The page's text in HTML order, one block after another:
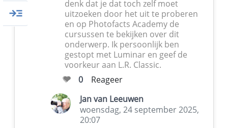
denk dat je dat toch zelf moet
uitzoeken door het uit te proberen
en op Photofacts Academy de
cursussen te bekijken over dit
onderwerp. Ik persoonlijk ben
gestopt met Luminar en geef de
voorkeur aan L.R. Classic.
0
Reageer
Jan van Leeuwen
woensdag, 24 september 2025,
20:07